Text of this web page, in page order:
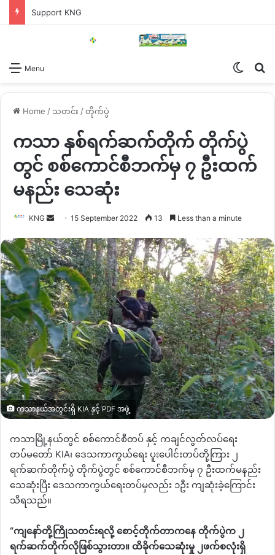
Support KNG
Menu
Home / သတင်း /တိုက်ပွဲ
ကသာ နှစ်ရက်ဆက်တိုက် တိုက်ပွဲ
တွင် စစ်ကောင်စီဘက်မှ ၇ ဦးထက်
မနည်း သေဆုံး
KNG
Send
email
15 September 2022 13 Less than a minute
ကသာနယ်အတွင်းရှိ KIA နှင့် PDF အဖွဲ့
ကသာမြို့နယ်တွင် စစ်ကောင်စီတပ် နှင့် ကချင်လွတ်လပ်ရေး
တပ်မတော် KIA၊ ဒေသကာကွယ်ရေး ပူး‌ပေါင်းတပ်တို့ကြား ၂
ရက်ဆက်တိုက်ပွဲ တိုက်ပွဲတွင် စစ်ကောင်စီဘက်မှ ၇ ဦးထက်မနည်း
သေဆုံးပြီး ဒေသကာကွယ်ရေးတပ်မှလည်း ၁ဦး ကျဆုံးခဲ့ကြောင်း
သိရသည်။
“ကျနော်တို့ကြိုသတင်းရလို့ စောင့်တိုက်တာကနေ တိုက်ပွဲက ၂
ရက်ဆက်တိုက်လိုဖြစ်သွားတာ။ ထိခိုက်သေဆုံးမှု ၂ဖက်စလုံးရှိ